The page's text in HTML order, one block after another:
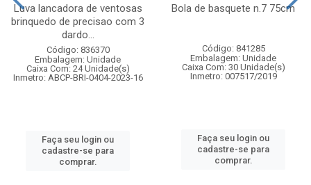
Luva lancadora de ventosas
brinquedo de precisao com 3
dardo...
Código: 836370
Embalagem: Unidade
Caixa Com: 24 Unidade(s)
Inmetro: ABCP-BRI-0404-2023-16
Faça seu login ou
cadastre-se para
comprar.
Bola de basquete n.7 75cm
Código: 841285
Embalagem: Unidade
Caixa Com: 30 Unidade(s)
Inmetro: 007517/2019
Faça seu login ou
cadastre-se para
comprar.